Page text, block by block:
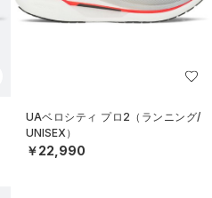
UAベロシティ プロ2（ランニング/
UNISEX）
￥22,990